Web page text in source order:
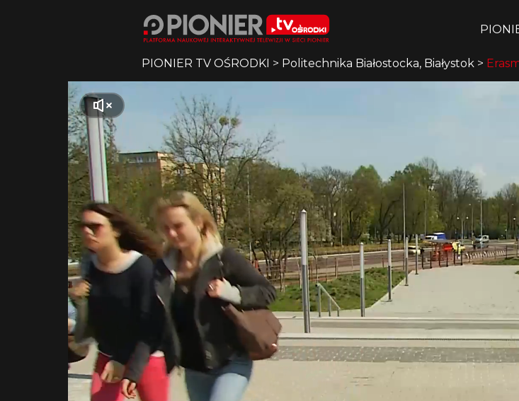
PIONIER TV OŚRODKI > Politechnika Białostocka, Białystok >